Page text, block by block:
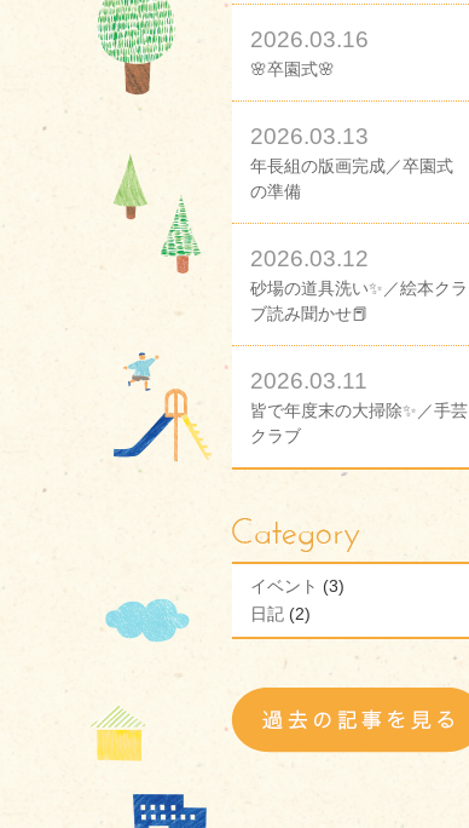
2026.03.16
🌸卒園式🌸
2026.03.13
年長組の版画完成／卒園式
の準備
2026.03.12
砂場の道具洗い✨／絵本クラ
ブ読み聞かせ📕
2026.03.11
皆で年度末の大掃除✨／手芸
クラブ
イベント (3)
日記 (2)